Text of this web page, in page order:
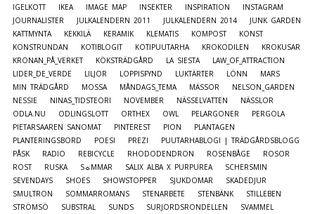
IGELKOTT
IKEA IMAGE MAP INSEKTER INSPIRATION
INSTAGRAM
JOURNALISTER
JULKALENDERN 2011 JULKALENDERN 2014
JUNK GARDEN
KATTMYNTA
KEKKILÄ KERAMIK KLEMATIS KOMPOST
KONST
KONSTRUNDAN
KOTIBLOGIT KOTIPUUTARHA KROKODILEN
KROKUSAR
KRONAN_PÅ_VERKET
KÖKSTRÄDGÅRD LA SIESTA
LAW_OF_ATTRACTION
LIDER_DE_VERDE
LILJOR LOPPISFYND LUKTÄRTER LÖNN
MARS
MIN TRÄDGÅRD
MOSSA MÅNDAGS_TEMA MÄSSOR
NELSON_GARDEN
NESSIE
NINAS_TIDSTEORI NOVEMBER NÄSSELVATTEN
NÄSSLOR
ODLA.NU
ODLINGSLOTT ORTHEX OWL PELARGONER
PERGOLA
PIETARSAAREN SANOMAT
PINTEREST PION
PLANTAGEN
PLANTERINGSBORD
POESI PREZI
PUUTARHABLOGI | TRÄDGÅRDSBLOGG
PÅSK
RADIO REBICYCLE RHODODENDRON ROSENBÅGE
ROSOR
ROST
RUSKA S☼MMAR SALIX ALBA X PURPUREA
SCHERSMIN
SEVENDAYS
SHOES SHOWSTOPPER SJUKDOMAR
SKADEDJUR
SMULTRON
SOMMARROMANS STENARBETE STENBÄNK
STILLEBEN
STRÖMSÖ
SUBSTRAL SUNDS SURJORDSRONDELLEN
SVAMMEL